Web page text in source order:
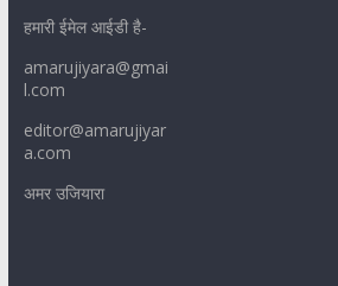
हमारी ईमेल आईडी है-
amarujiyara@gmai
l.com
editor@amarujiyar
a.com
अमर उजियारा